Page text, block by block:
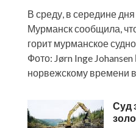
В среду, в середине
Мурманск сообщила,
горит мурманское
Фото: Jørn Inge
норвежскому времени в
Суд